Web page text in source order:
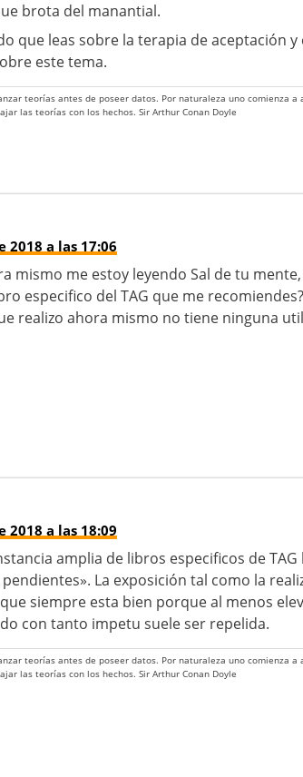
brota del manantial.
que leas sobre la terapia de aceptación
este tema.
teorías antes de poseer datos. Por naturaleza uno comienza
las teorías con los hechos. Sir Arthur Conan Doyle
2018 a las 17:06
mismo me estoy leyendo Sal de tu
especifico del TAG que me
realizo ahora mismo no tiene ninguna
2018 a las 18:09
amplia de libros especificos de TAG
La exposición tal como la
siempre esta bien porque al menos
con tanto impetu suele ser repelida.
teorías antes de poseer datos. Por naturaleza uno comienza
las teorías con los hechos. Sir Arthur Conan Doyle